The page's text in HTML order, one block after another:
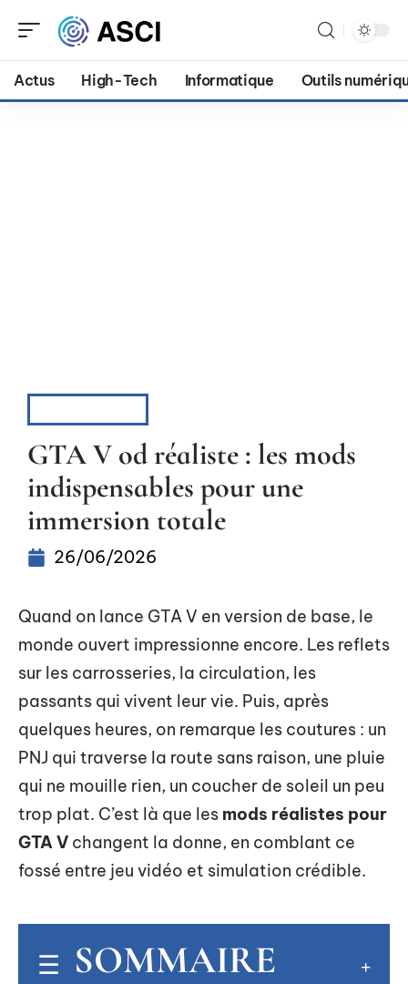
Actus High-Tech Informatique Outils
GTA V od réaliste : les mods
indispensables pour une
immersion totale
26/06/2026
Quand on lance GTA V en version de base, le
monde ouvert impressionne encore. Les reflets
sur les carrosseries, la circulation, les
passants qui vivent leur vie. Puis, après
quelques heures, on remarque les coutures : un
PNJ qui traverse la route sans raison, une pluie
qui ne mouille rien, un coucher de soleil un peu
trop plat. C’est là que les mods réalistes pour
GTA V changent la donne, en comblant ce
fossé entre jeu vidéo et simulation crédible.
SOMMAIRE